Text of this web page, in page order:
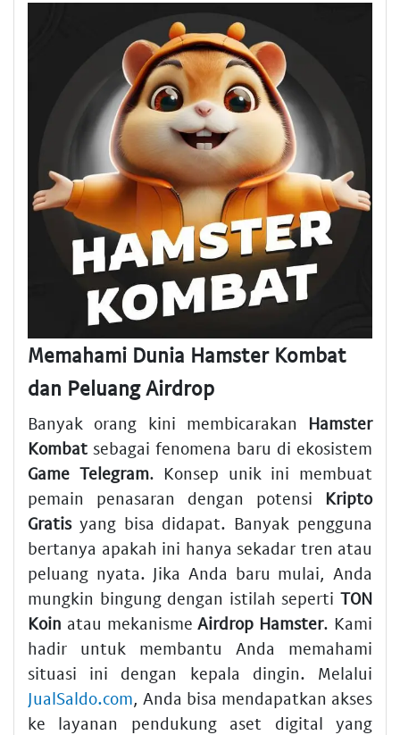
Memahami Dunia Hamster Kombat
dan Peluang Airdrop
Banyak orang kini membicarakan Hamster
Kombat sebagai fenomena baru di ekosistem
Game Telegram. Konsep unik ini membuat
pemain penasaran dengan potensi Kripto
Gratisyang bisa didapat. Banyak pengguna
bertanya apakah ini hanya sekadar tren atau
peluang nyata. Jika Anda baru mulai, Anda
mungkin bingung dengan istilah seperti TON
Koin atau mekanismeAirdrop Hamster. Kami
hadir untuk membantu Anda memahami
situasi ini dengan kepala dingin. Melalui
JualSaldo.com, Anda bisa mendapatkan akses
ke layanan pendukung aset digital yang